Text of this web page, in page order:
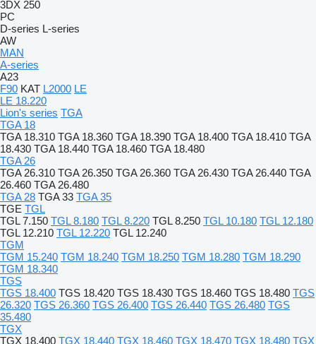
3DX 250
PC
D-series L-series
AW
MAN
A-series
A23
F90 KAT L2000 LE
LE 18.220
Lion's series TGA
TGA 18
TGA 18.310 TGA 18.360 TGA 18.390 TGA 18.400 TGA 18.410 TGA
18.430 TGA 18.440 TGA 18.460 TGA 18.480
TGA 26
TGA 26.310 TGA 26.350 TGA 26.360 TGA 26.430 TGA 26.440 TGA
26.460 TGA 26.480
TGA 28 TGA 33 TGA 35
TGE TGL
TGL 7.150 TGL 8.180 TGL 8.220 TGL 8.250 TGL 10.180 TGL 12.180
TGL 12.210 TGL 12.220 TGL 12.240
TGM
TGM 15.240 TGM 18.240 TGM 18.250 TGM 18.280 TGM 18.290
TGM 18.340
TGS
TGS 18.400 TGS 18.420 TGS 18.430 TGS 18.460 TGS 18.480 TGS
26.320 TGS 26.360 TGS 26.400 TGS 26.440 TGS 26.480 TGS
35.480
TGX
TGX 18.400 TGX 18.440 TGX 18.460 TGX 18.470 TGX 18.480 TGX